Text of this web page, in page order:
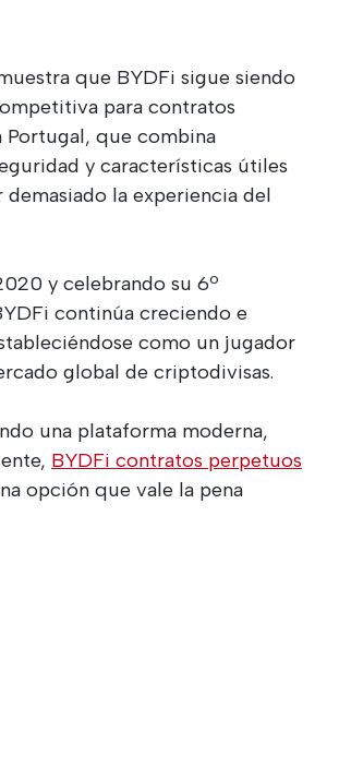
que BYDFi sigue siendo
para contratos
Portugal, que combina
y características útiles
la experiencia del
y celebrando su 6º
continúa creciendo e
como un jugador
global de criptodivisas.
una plataforma moderna,
BYDFi contratos perpetuos
opción que vale la pena